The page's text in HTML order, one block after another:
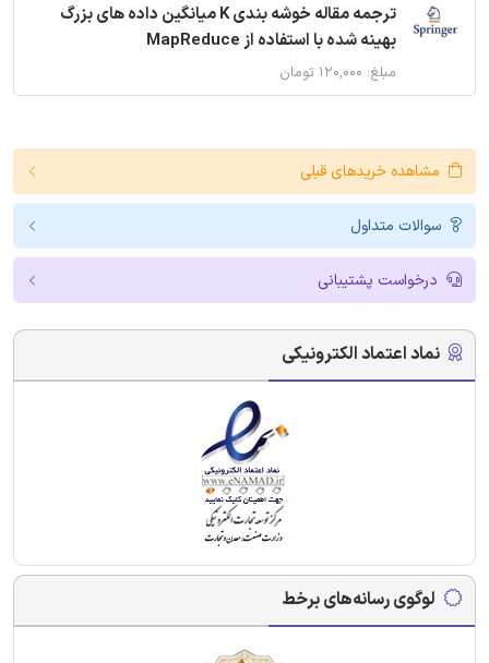
ترجمه مقاله خوشه بندی K میانگین داده های بزرگ
بهینه شده با استفاده از MapReduce
مبلغ: ۱۲۰,۰۰۰ تومان
مشاهده خریدهای قبلی
سوالات متداول
درخواست پشتیبانی
نماد اعتماد الکترونیکی
لوگوی رسانه‌های برخط